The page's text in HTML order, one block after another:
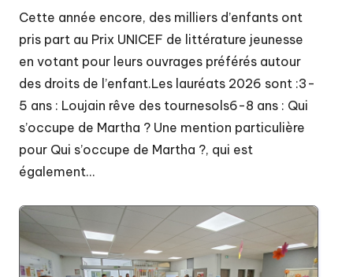
Cette année encore, des milliers d’enfants ont
pris part au Prix UNICEF de littérature jeunesse
en votant pour leurs ouvrages préférés autour
des droits de l’enfant.Les lauréats 2026 sont :3-
5 ans : Loujain rêve des tournesols6-8 ans : Qui
s’occupe de Martha ? Une mention particulière
pour Qui s’occupe de Martha ?, qui est
également…